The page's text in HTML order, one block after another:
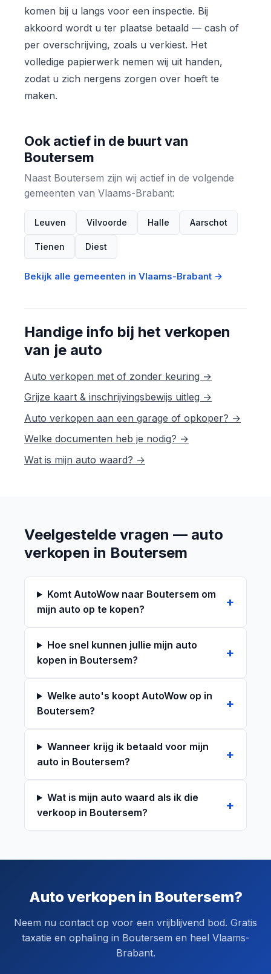
komen bij u langs voor een inspectie. Bij
akkoord wordt u ter plaatse betaald — cash of
per overschrijving, zoals u verkiest. Het
volledige papierwerk nemen wij uit handen,
zodat u zich nergens zorgen over hoeft te
maken.
Ook actief in de buurt van
Boutersem
Naast Boutersem zijn wij actief in de volgende
gemeenten van Vlaams-Brabant:
Leuven Vilvoorde Halle Aarschot
Tienen Diest
Bekijk alle gemeenten in Vlaams-Brabant →
Handige info bij het verkopen
van je auto
Auto verkopen met of zonder keuring →
Grijze kaart & inschrijvingsbewijs uitleg →
Auto verkopen aan een garage of opkoper? →
Welke documenten heb je nodig? →
Wat is mijn auto waard? →
Veelgestelde vragen — auto
verkopen in Boutersem
Komt AutoWow naar Boutersem om
mijn auto op te kopen?
Hoe snel kunnen jullie mijn auto
kopen in Boutersem?
Welke auto's koopt AutoWow op in
Boutersem?
Wanneer krijg ik betaald voor mijn
auto in Boutersem?
Wat is mijn auto waard als ik die
verkoop in Boutersem?
Auto verkopen in Boutersem?
Neem nu contact op voor een vrijblijvend bod. Gratis
taxatie en ophaling in Boutersem en heel Vlaams-
Brabant.